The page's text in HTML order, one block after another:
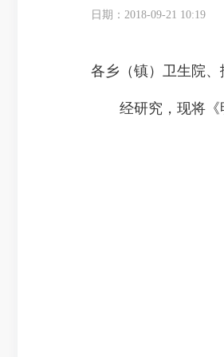
日期：2018-09-21 10:19
各乡（镇）卫生院
经研究，现将